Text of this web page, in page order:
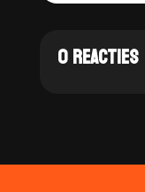
0 REACTIES